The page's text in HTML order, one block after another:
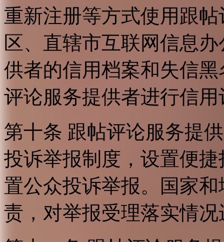
重新注册等方式使用跟
区、直辖市互联网信息
供者的信用档案和失信
评论服务提供者进行信用
第十条 跟帖评论服务提
投诉举报制度，设置便
置公众投诉举报。国家
责，对举报受理落实情